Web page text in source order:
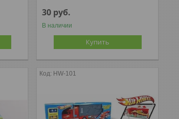
30 руб.
В наличии
Купить
HW-101